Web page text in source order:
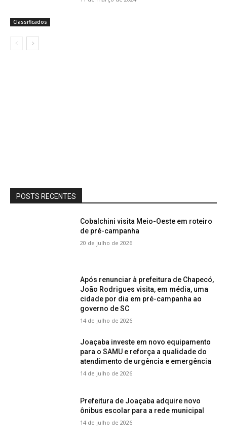
Classificados
POSTS RECENTES
Cobalchini visita Meio-Oeste em roteiro
de pré-campanha
20 de julho de 2026
Após renunciar à prefeitura de Chapecó,
João Rodrigues visita, em média, uma
cidade por dia em pré-campanha ao
governo de SC
14 de julho de 2026
Joaçaba investe em novo equipamento
para o SAMU e reforça a qualidade do
atendimento de urgência e emergência
14 de julho de 2026
Prefeitura de Joaçaba adquire novo
ônibus escolar para a rede municipal
14 de julho de 2026